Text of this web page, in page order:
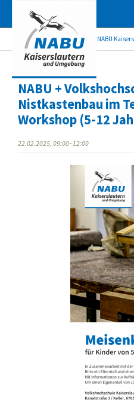
NABU
NABU +
Nistkastenbau im
Workshop (5-12
22.02.2025, 09:00–12:00